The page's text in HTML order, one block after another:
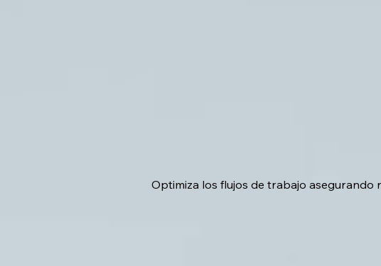
Optimiza los flujos de trabajo